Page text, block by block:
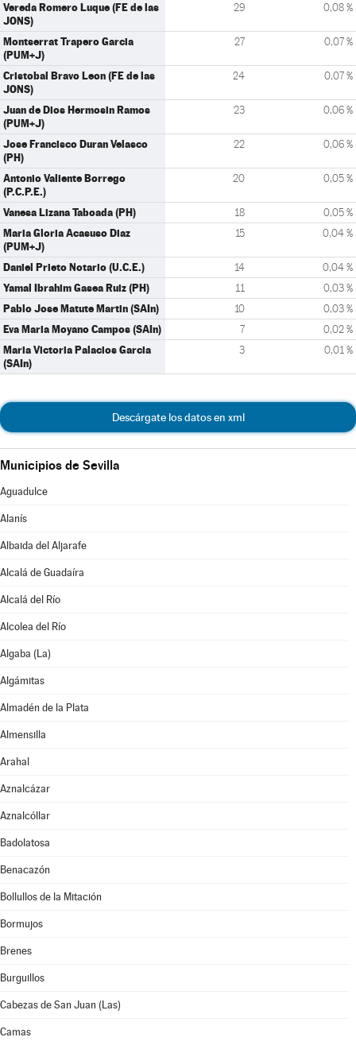
Vereda Romero Luque (FE de las
JONS)
29 0,08 %
Montserrat Trapero Garcia
(PUM+J)
27 0,07 %
Cristobal Bravo Leon (FE de las
JONS)
24 0,07 %
Juan de Dios Hermosin Ramos
(PUM+J)
23 0,06 %
Jose Francisco Duran Velasco
(PH)
22 0,06 %
Antonio Valiente Borrego
(P.C.P.E.)
20 0,05 %
Vanesa Lizana Taboada (PH) 18 0,05 %
Maria Gloria Acasuso Diaz
(PUM+J)
15 0,04 %
Daniel Prieto Notario (U.C.E.) 14 0,04 %
Yamal Ibrahim Gasea Ruiz (PH) 11 0,03 %
Pablo Jose Matute Martin (SAIn) 10 0,03 %
Eva Maria Moyano Campos (SAIn) 7 0,02 %
Maria Victoria Palacios Garcia
(SAIn)
3 0,01 %
Descárgate los datos en xml
Municipios de Sevilla
Aguadulce
Alanís
Albaida del Aljarafe
Alcalá de Guadaíra
Alcalá del Río
Alcolea del Río
Algaba (La)
Algámitas
Almadén de la Plata
Almensilla
Arahal
Aznalcázar
Aznalcóllar
Badolatosa
Benacazón
Bollullos de la Mitación
Bormujos
Brenes
Burguillos
Cabezas de San Juan (Las)
Camas